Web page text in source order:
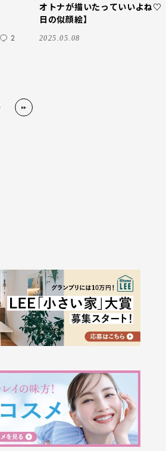
2
オトナが描いたっていいよね♡
日の似顔絵】
2025.05.08